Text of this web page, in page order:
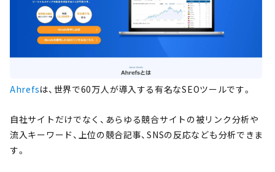
Ahrefsは、世界で60万人が導入する有名なSEOツールです。
自社サイトだけでなく、あらゆる競合サイトの被リンク分析や
流入キーワード、上位の競合記事、SNSの反応なども分析できま
す。